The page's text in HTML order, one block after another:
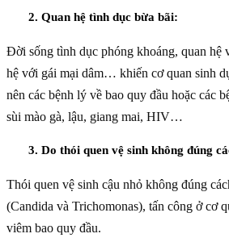
2. Quan hệ tình dục bừa bãi:
Đời sống tình dục phóng khoáng, quan hệ
hệ với gái mại dâm… khiến cơ quan sinh
nên các bệnh lý về bao quy đầu hoặc các
sùi mào gà, lậu, giang mai, HIV…
3. Do thói quen vệ sinh không đúng
Thói quen vệ sinh cậu nhỏ không đúng
(Candida và Trichomonas), tấn công ở cơ
viêm bao quy đầu.